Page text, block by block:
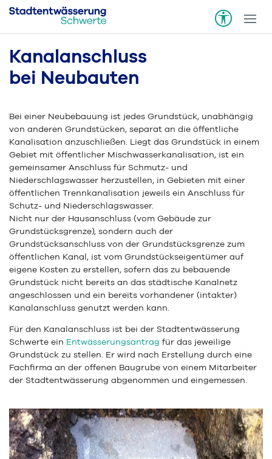
Kanalanschluss
bei Neubauten
Bei einer Neubebauung ist jedes Grundstück, unabhängig
von anderen Grundstücken, separat an die öffentliche
Kanalisation anzuschließen. Liegt das Grundstück in einem
Gebiet mit öffentlicher Mischwasserkanalisation, ist ein
gemeinsamer Anschluss für Schmutz- und
Niederschlagswasser herzustellen, in Gebieten mit einer
öffentlichen Trennkanalisation jeweils ein Anschluss für
Schutz- und Niederschlagswasser.
Nicht nur der Hausanschluss (vom Gebäude zur
Grundstücksgrenze), sondern auch der
Grundstücksanschluss von der Grundstücksgrenze zum
öffentlichen Kanal, ist vom Grundstückseigentümer auf
eigene Kosten zu erstellen, sofern das zu bebauende
Grundstück nicht bereits an das städtische Kanalnetz
angeschlossen und ein bereits vorhandener (intakter)
Kanalanschluss genutzt werden kann.
Für den Kanalanschluss ist bei der Stadtentwässerung
Schwerte ein Entwässerungsantrag für das jeweilige
Grundstück zu stellen. Er wird nach Erstellung durch eine
Fachfirma an der offenen Baugrube von einem Mitarbeiter
der Stadtentwässerung abgenommen und eingemessen.